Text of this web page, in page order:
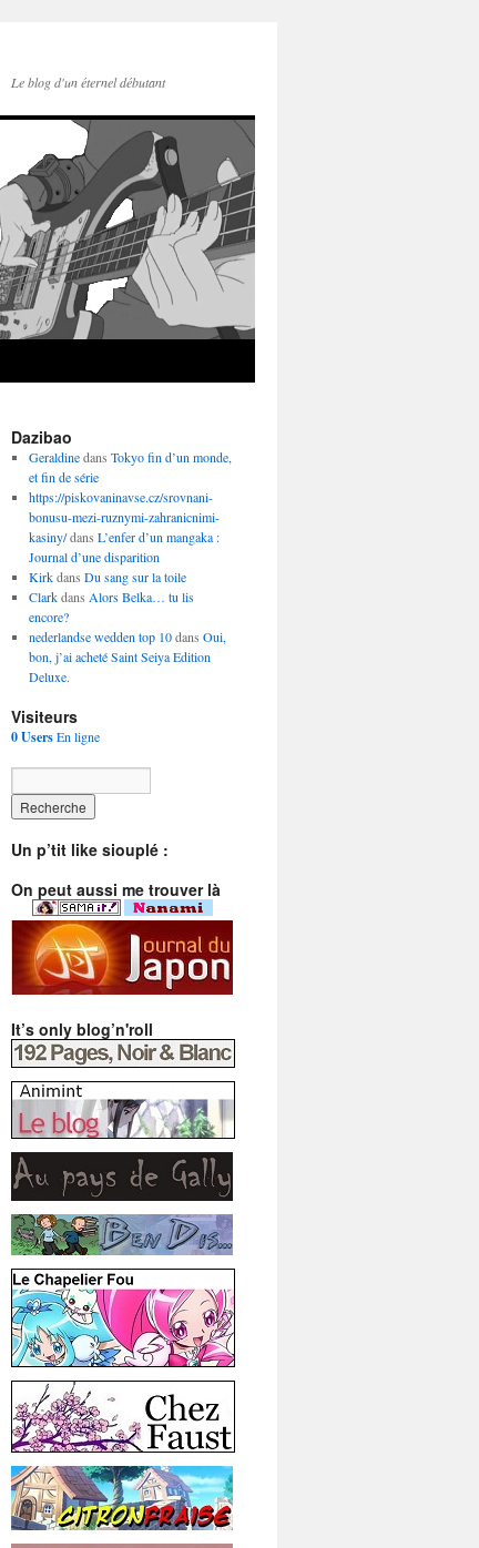
Le blog d'un éternel débutant
Dazibao
Geraldinedans Tokyo fin d’un monde,
et fin de série
https://piskovaninavse.cz/srovnani-
bonusu-mezi-ruznymi-zahranicnimi-
kasiny/dans L’enfer d’un mangaka :
Journal d’une disparition
Kirkdans Du sang sur la toile
Clarkdans Alors Belka… tu lis
encore?
nederlandse wedden top 10dans Oui,
bon, j’ai acheté Saint Seiya Edition
Deluxe.
Visiteurs
0 UsersEn ligne
Un p’tit like siouplé :
On peut aussi me trouver là
It’s only blog’n'roll